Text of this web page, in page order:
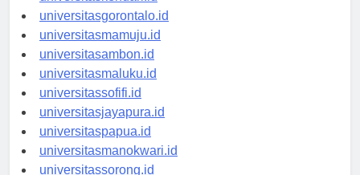
universitaskendari.id
universitasgorontalo.id
universitasmamuju.id
universitasambon.id
universitasmaluku.id
universitassofifi.id
universitasjayapura.id
universitaspapua.id
universitasmanokwari.id